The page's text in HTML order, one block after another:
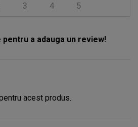
5
4
3
a adauga un review!
acest produs.